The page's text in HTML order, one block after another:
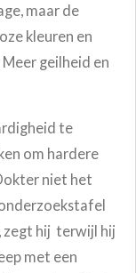
maar de
kleuren en
eer geilheid en
te
om hardere
niet het
zegt hij terwijl hij
met een